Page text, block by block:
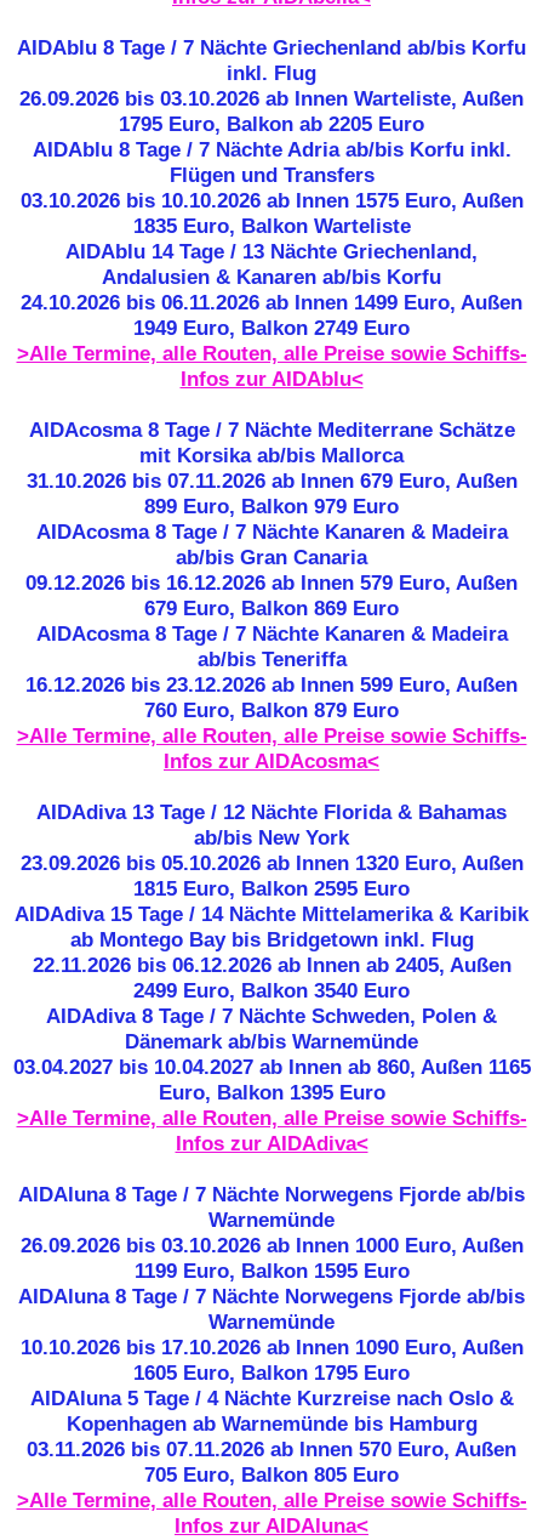
AIDAblu 8 Tage / 7 Nächte Griechenland ab/bis Korfu
inkl. Flug
26.09.2026 bis 03.10.2026 ab Innen Warteliste, Außen
1795 Euro, Balkon ab 2205 Euro
AIDAblu 8 Tage / 7 Nächte Adria ab/bis Korfu inkl.
Flügen und Transfers
03.10.2026 bis 10.10.2026 ab Innen 1575 Euro, Außen
1835 Euro, Balkon Warteliste
AIDAblu 14 Tage / 13 Nächte Griechenland,
Andalusien & Kanaren ab/bis Korfu
24.10.2026 bis 06.11.2026 ab Innen 1499 Euro, Außen
1949 Euro, Balkon 2749 Euro
>Alle Termine, alle Routen, alle Preise sowie Schiffs-
Infos zur AIDAblu<
AIDAcosma 8 Tage / 7 Nächte Mediterrane Schätze
mit Korsika ab/bis Mallorca
31.10.2026 bis 07.11.2026 ab Innen 679 Euro, Außen
899 Euro, Balkon 979 Euro
AIDAcosma 8 Tage / 7 Nächte Kanaren & Madeira
ab/bis Gran Canaria
09.12.2026 bis 16.12.2026 ab Innen 579 Euro, Außen
679 Euro, Balkon 869 Euro
AIDAcosma 8 Tage / 7 Nächte Kanaren & Madeira
ab/bis Teneriffa
16.12.2026 bis 23.12.2026 ab Innen 599 Euro, Außen
760 Euro, Balkon 879 Euro
>Alle Termine, alle Routen, alle Preise sowie Schiffs-
Infos zur AIDAcosma<
AIDAdiva 13 Tage / 12 Nächte Florida & Bahamas
ab/bis New York
23.09.2026 bis 05.10.2026 ab Innen 1320 Euro, Außen
1815 Euro, Balkon 2595 Euro
AIDAdiva 15 Tage / 14 Nächte Mittelamerika & Karibik
ab Montego Bay bis Bridgetown inkl. Flug
22.11.2026 bis 06.12.2026 ab Innen ab 2405, Außen
2499 Euro, Balkon 3540 Euro
AIDAdiva 8 Tage / 7 Nächte Schweden, Polen &
Dänemark ab/bis Warnemünde
03.04.2027 bis 10.04.2027 ab Innen ab 860, Außen 1165
Euro, Balkon 1395 Euro
>Alle Termine, alle Routen, alle Preise sowie Schiffs-
Infos zur AIDAdiva<
AIDAluna 8 Tage / 7 Nächte Norwegens Fjorde ab/bis
Warnemünde
26.09.2026 bis 03.10.2026 ab Innen 1000 Euro, Außen
1199 Euro, Balkon 1595 Euro
AIDAluna 8 Tage / 7 Nächte Norwegens Fjorde ab/bis
Warnemünde
10.10.2026 bis 17.10.2026 ab Innen 1090 Euro, Außen
1605 Euro, Balkon 1795 Euro
AIDAluna 5 Tage / 4 Nächte Kurzreise nach Oslo &
Kopenhagen ab Warnemünde bis Hamburg
03.11.2026 bis 07.11.2026 ab Innen 570 Euro, Außen
705 Euro, Balkon 805 Euro
>Alle Termine, alle Routen, alle Preise sowie Schiffs-
Infos zur AIDAluna<